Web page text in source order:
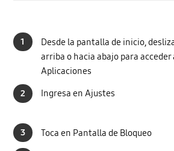
1
Desde la pantalla de inicio,
arriba o hacia abajo para
Aplicaciones
2 Ingresa en Ajustes
3 Toca en Pantalla de Bloqueo